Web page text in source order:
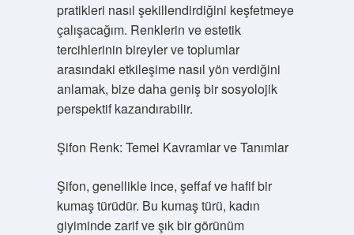
pratikleri nasıl şekillendirdiğini keşfetmeye
çalışacağım. Renklerin ve estetik
tercihlerinin bireyler ve toplumlar
arasındaki etkileşime nasıl yön verdiğini
anlamak, bize daha geniş bir sosyolojik
perspektif kazandırabilir.
Şifon Renk: Temel Kavramlar ve Tanımlar
Şifon, genellikle ince, şeffaf ve hafif bir
kumaş türüdür. Bu kumaş türü, kadın
giyiminde zarif ve şık bir görünüm